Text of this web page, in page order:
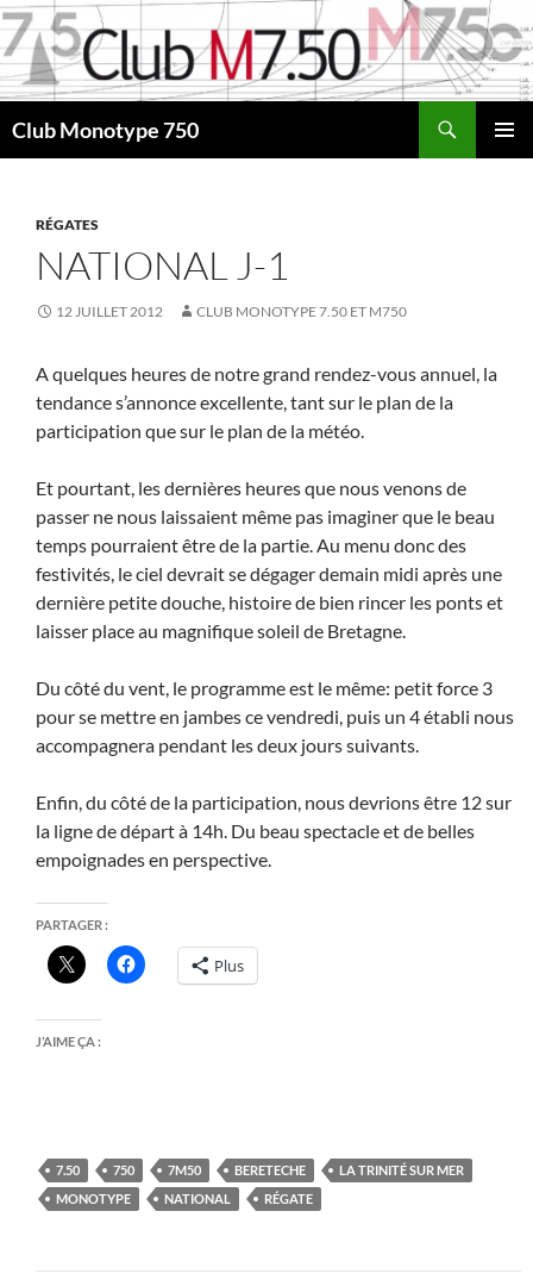
Aller
au
contenu
Club Monotype 750
RÉGATES
NATIONAL J-1
12 JUILLET 2012 CLUB MONOTYPE 7.50 ET M750
A quelques heures de notre grand rendez-vous annuel, la
tendance s’annonce excellente, tant sur le plan de la
participation que sur le plan de la météo.
Et pourtant, les dernières heures que nous venons de
passer ne nous laissaient même pas imaginer que le beau
temps pourraient être de la partie. Au menu donc des
festivités, le ciel devrait se dégager demain midi après une
dernière petite douche, histoire de bien rincer les ponts et
laisser place au magnifique soleil de Bretagne.
Du côté du vent, le programme est le même: petit force 3
pour se mettre en jambes ce vendredi, puis un 4 établi nous
accompagnera pendant les deux jours suivants.
Enfin, du côté de la participation, nous devrions être 12 sur
la ligne de départ à 14h. Du beau spectacle et de belles
empoignades en perspective.
PARTAGER :
Plus
J’AIME ÇA :
7.50 750 7M50 BERETECHE
LA TRINITÉ SUR MER
MONOTYPE
NATIONAL RÉGATE